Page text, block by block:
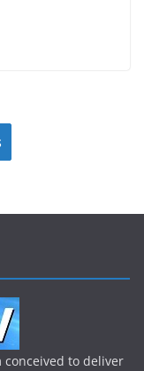
conceived to deliver